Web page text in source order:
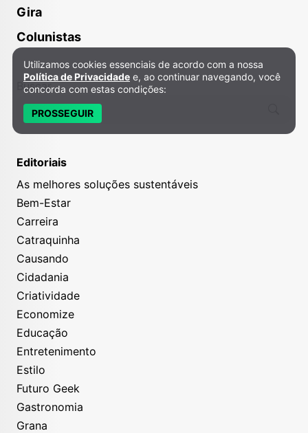
Gira
Colunistas
Buscar
Editoriais
As melhores soluções sustentáveis
Bem-Estar
Carreira
Catraquinha
Causando
Cidadania
Criatividade
Economize
Educação
Entretenimento
Estilo
Futuro Geek
Gastronomia
Grana
Política de Privacidade e Cookies
Utilizamos cookies essenciais de acordo com a nossa
Política de Privacidade e, ao continuar navegando, você
concorda com estas condições:
PROSSEGUIR